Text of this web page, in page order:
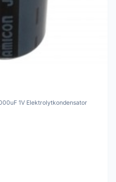
1V Elektrolytkondensator